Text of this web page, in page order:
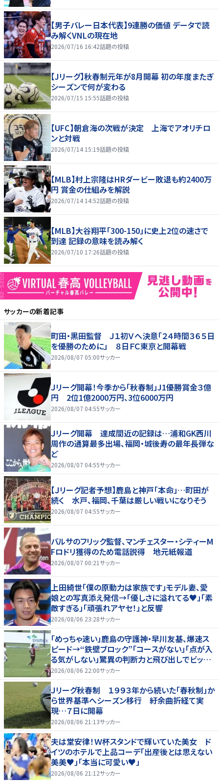
【男子バレー日本代表】9連勝の価値 データで読
み解くVNLの現在地
2026/07/16 16:42話題の投稿
【Jリーグ】秋春制元年が8月開幕 初の年度またぎ
シーズンで何が変わる
2026/07/15 15:55話題の投稿
【UFC】朝倉海の次戦が決定 上海でアオリチロ
ンと対戦
2026/07/14 15:19話題の投稿
【MLB】村上宗隆はHRダービー敗退も約2400万
円 賞金の仕組みを解説
2026/07/14 14:52話題の投稿
【MLB】大谷翔平「300-150」に史上2位の速さで
到達 記録の意味を読み解く
2026/07/10 17:26話題の投稿
サッカーの新着記事
町田・黒田監督 Ｊ１初Ｖへ決意「２４時間３６５日
を優勝のために」 ８日ＦＣ東京と開幕戦
2026/08/07 05:00サッカー
Ｊリーグ開幕！今季から「秋春制」J1優勝賞金３億
円 2位1億2000万円、3位6000万円
2026/08/07 04:55サッカー
Ｊリーグ開幕 達成間近の記録は…浦和GK西川
周作の通算最多出場、福岡・城後寿の最年長弾な
ど
2026/08/07 04:55サッカー
【Ｊリーグ記者予想】鹿島と神戸「本命」…町田が
続く 水戸、福岡、千葉は厳しい戦いになりそう
2026/08/07 04:55サッカー
バルサのフリック監督、マンチェスター・シティーM
Fロドリ獲得のため電話説得 地元紙報道
2026/08/07 00:21サッカー
上田綺世「僕の原動力は家族です」モデル妻、愛
娘との写真添え発信→「優しさに溢れてる♥」「素
敵すぎる」「頑張れアヤセ！」と反響
2026/08/06 23:28サッカー
「めっちゃ速い」鹿島の守護神・早川友基、爆速ス
ピード→“鉄壁ブロック”「コースがない」「点が入
る気がしない」驚異の判断力と飛び出しでビッグ
セーブ
2026/08/06 22:00サッカー
Ｊリーグ秋春制 １９９３年から続いた「春秋制」か
ら世界基準へシーズン移行 紆余曲折経て実
現…７日に開幕
2026/08/06 21:13サッカー
夫は堂安律！Ｗ杯スタンドで輝いていた美女 ド
イツのホテルで上品コーデ「出産後とは思えない
美美♥」「本当に可愛い♥」
2026/08/06 21:12サッカー